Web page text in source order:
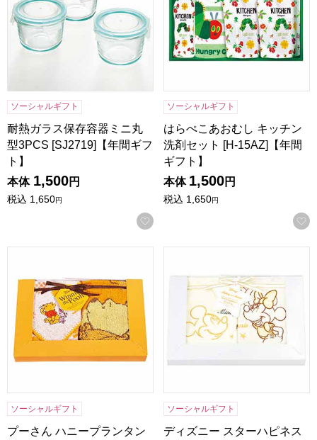
ソーシャルギフト
耐熱ガラス保存容器ミニ丸
型3PCS [SJ2719]【年間ギフ
ト】
本体 1,500円
税込 1,650円
お気に入りに登録する
ソーシャルギフト
はらぺこあおむし キッチン
洗剤セット [H-15AZ]【年間
ギフト】
本体 1,500円
税込 1,650円
ソーシャルギフト
プーさん ハニープランタン
ソーシャルギフト
ディズニー スターハピネス